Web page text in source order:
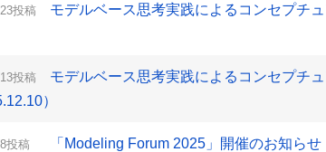
投稿
モデルベース思考実践によるコンセプチ
投稿
モデルベース思考実践によるコンセプチ
）
投稿
「Modeling Forum 2025」開催のお知ら